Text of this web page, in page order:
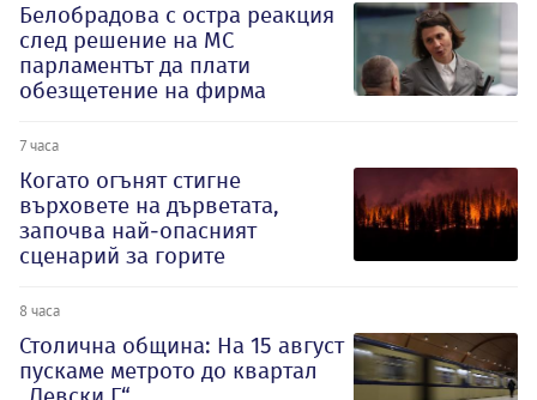
Белобрадова с остра реакция
след решение на МС
парламентът да плати
обезщетение на фирма
7 часа
Когато огънят стигне
върховете на дърветата,
започва най-опасният
сценарий за горите
8 часа
Столична община: На 15 август
пускаме метрото до квартал